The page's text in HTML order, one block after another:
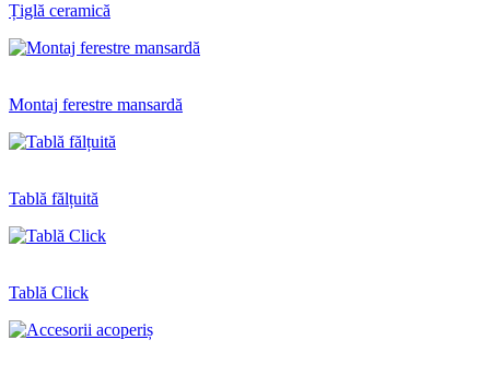
Țiglă ceramică
Montaj ferestre mansardă
Tablă fălțuită
Tablă Click